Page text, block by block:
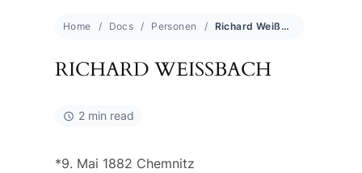
Home Docs Personen Richard Weißbach
RICHARD WEISSBACH
2 min read
*9. Mai 1882 Chemnitz